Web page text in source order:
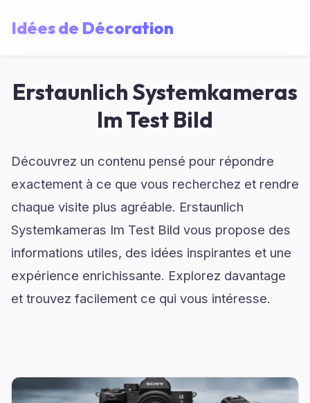
Idées de Décoration
Erstaunlich Systemkameras
Im Test Bild
Découvrez un contenu pensé pour répondre
exactement à ce que vous recherchez et rendre
chaque visite plus agréable. Erstaunlich
Systemkameras Im Test Bild vous propose des
informations utiles, des idées inspirantes et une
expérience enrichissante. Explorez davantage
et trouvez facilement ce qui vous intéresse.